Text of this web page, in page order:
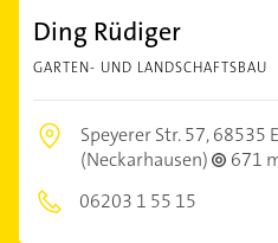
Ding Rüdiger
GARTEN- UND LANDSCHAFTSBAU
Speyerer Str. 57,68535
(Neckarhausen)
671
06203 1 55 15